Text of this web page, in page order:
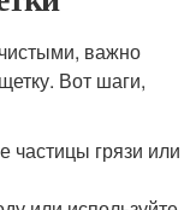
важно
Вот шаги,
частицы грязи или